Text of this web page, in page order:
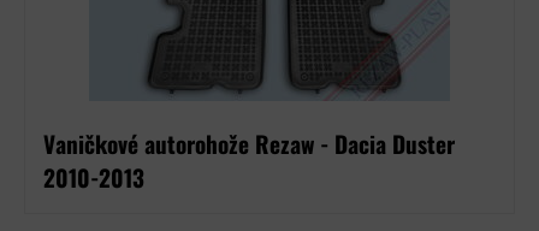
Vaničkové autorohože Rezaw - Dacia Duster
2010-2013